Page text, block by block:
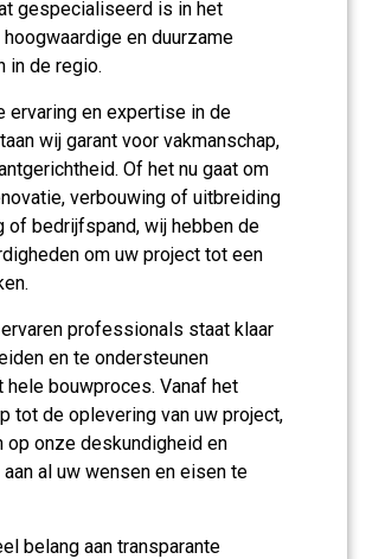
gespecialiseerd is in het
en duurzame
in de regio.
ervaring en expertise in de
wij garant voor vakmanschap,
Of het nu gaat om
verbouwing of uitbreiding
of bedrijfspand, wij hebben de
om uw project tot een
professionals staat klaar
en te ondersteunen
hele bouwproces. Vanaf het
tot de oplevering van uw project,
op onze deskundigheid en
al uw wensen en eisen te
belang aan transparante